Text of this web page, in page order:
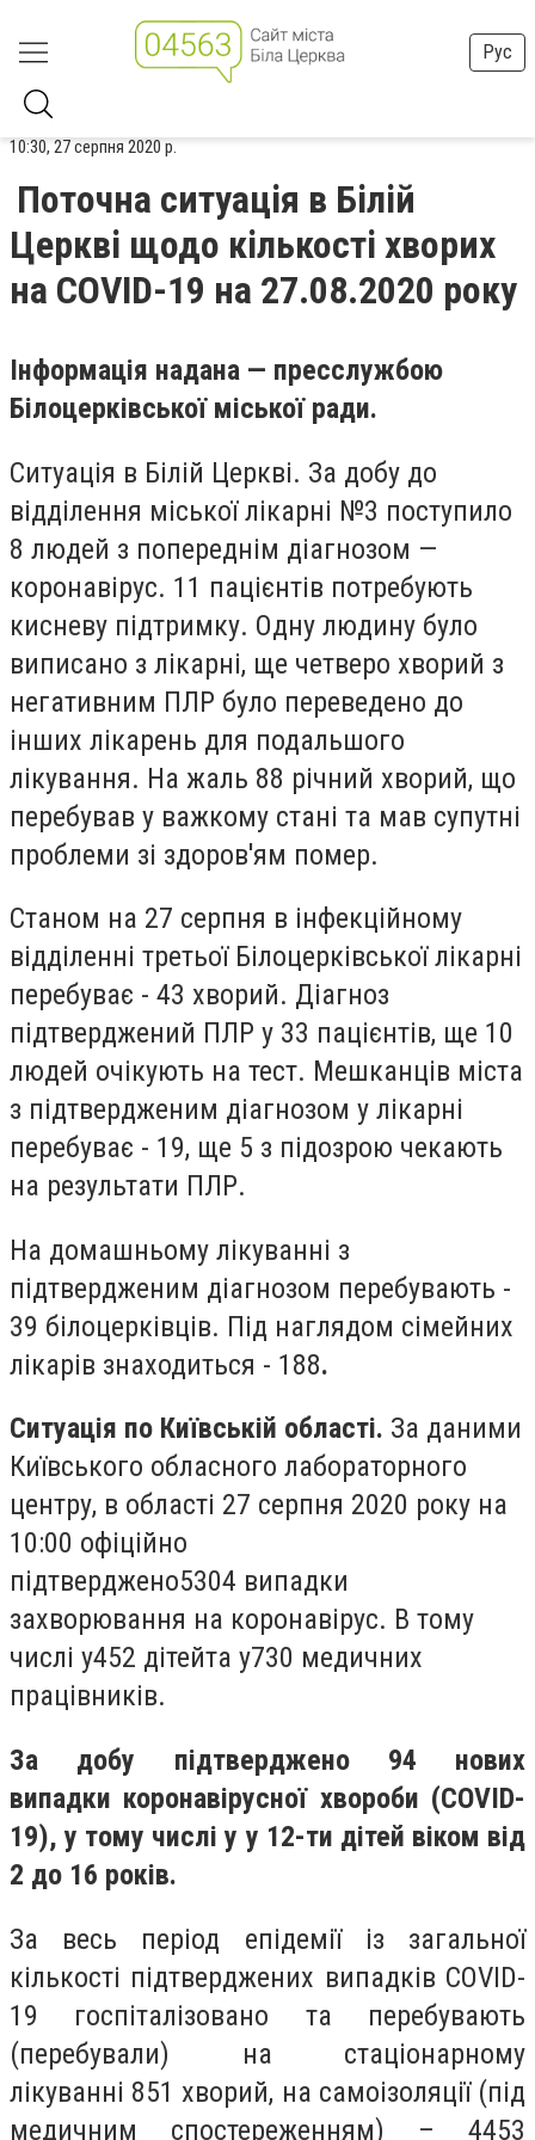
Рус
10:30, 27 серпня 2020 р.
Поточна ситуація в Білій
Церкві щодо кількості хворих
на COVID-19 на 27.08.2020 року
Інформація надана — пресслужбою
Білоцерківської міської ради.
Ситуація в Білій Церкві. За добу до
відділення міської лікарні №3 поступило
8 людей з попереднім діагнозом —
коронавірус. 11 пацієнтів потребують
кисневу підтримку. Одну людину було
виписано з лікарні, ще четверо хворий з
негативним ПЛР було переведено до
інших лікарень для подальшого
лікування. На жаль 88 річний хворий, що
перебував у важкому стані та мав супутні
проблеми зі здоров'ям помер.
Станом на 27 серпня в інфекційному
відділенні третьої Білоцерківської лікарні
перебуває - 43 хворий. Діагноз
підтверджений ПЛР у 33 пацієнтів, ще 10
людей очікують на тест. Мешканців міста
з підтвердженим діагнозом у лікарні
перебуває - 19, ще 5 з підозрою чекають
на результати ПЛР.
На домашньому лікуванні з
підтвердженим діагнозом перебувають -
39 білоцерківців. Під наглядом сімейних
лікарів знаходиться - 188.
Ситуація по Київській області. За даними
Київського обласного лабораторного
центру, в області 27 серпня 2020 року на
10:00 офіційно
підтверджено5304 випадки
захворювання на коронавірус. В тому
числі у452 дітейта у730 медичних
працівників.
За добу підтверджено 94 нових
випадки коронавірусної хвороби (COVID-
19), у тому числі у у 12-ти дітей віком від
2 до 16 років.
За весь період епідемії із загальної
кількості підтверджених випадків COVID-
19 госпіталізовано та перебувають
(перебували) на стаціонарному
лікуванні 851 хворий, на самоізоляції (під
медичним спостереженням) – 4453